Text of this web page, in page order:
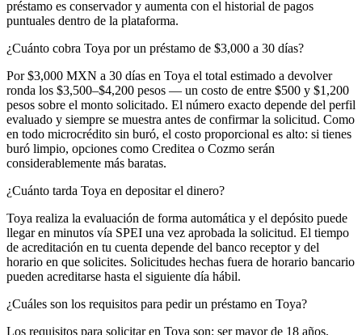
préstamo es conservador y aumenta con el historial de pagos
puntuales dentro de la plataforma.
¿Cuánto cobra Toya por un préstamo de $3,000 a 30 días?
Por $3,000 MXN a 30 días en Toya el total estimado a devolver
ronda los $3,500–$4,200 pesos — un costo de entre $500 y $1,200
pesos sobre el monto solicitado. El número exacto depende del perfil
evaluado y siempre se muestra antes de confirmar la solicitud. Como
en todo microcrédito sin buró, el costo proporcional es alto: si tienes
buró limpio, opciones como Creditea o Cozmo serán
considerablemente más baratas.
¿Cuánto tarda Toya en depositar el dinero?
Toya realiza la evaluación de forma automática y el depósito puede
llegar en minutos vía SPEI una vez aprobada la solicitud. El tiempo
de acreditación en tu cuenta depende del banco receptor y del
horario en que solicites. Solicitudes hechas fuera de horario bancario
pueden acreditarse hasta el siguiente día hábil.
¿Cuáles son los requisitos para pedir un préstamo en Toya?
Los requisitos para solicitar en Toya son: ser mayor de 18 años,